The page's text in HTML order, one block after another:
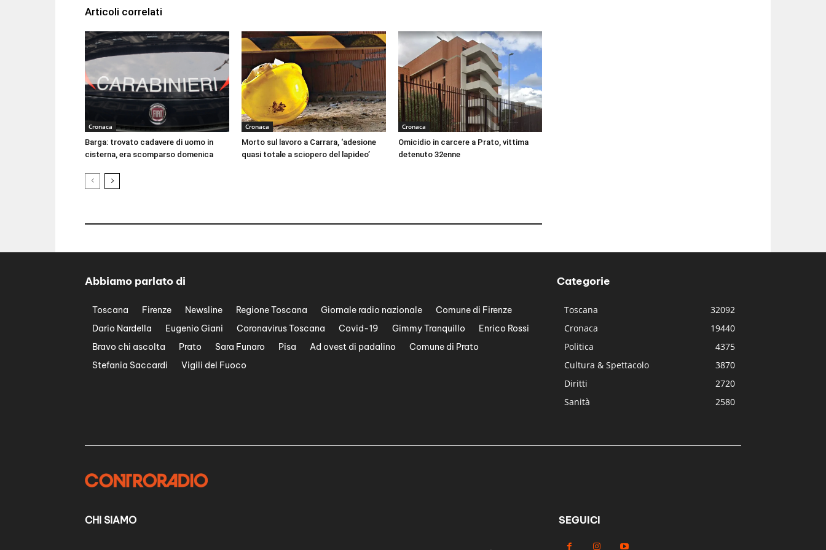
i
ù
p
e
r
a
u
m
i
Articoli correlati
Cronaca
Barga: trovato cadavere di uomo in
cisterna, era scomparso domenica
Cronaca
Morto sul lavoro a Carrara, ‘adesione
quasi totale a sciopero del lapideo’
Cronaca
Omicidio in carcere a Prato, vittima
detenuto 32enne
Abbiamo parlato di
Toscana Firenze Newsline Regione Toscana Giornale radio nazionale
Comune di Firenze
Dario Nardella
Eugenio Giani Coronavirus Toscana Covid-19 Gimmy Tranquillo
Enrico Rossi
Bravo chi ascolta
Prato Sara Funaro Pisa Ad ovest di padalino
Comune di Prato
Stefania Saccardi
Vigili del Fuoco
Categorie
Toscana
32092
Cronaca
19440
Politica
4375
Cultura & Spettacolo
3870
Diritti
2720
Sanità
2580
CHI SIAMO SEGUICI